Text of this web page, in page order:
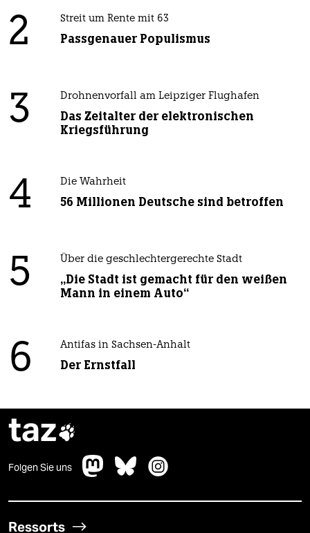
2 Streit um Rente mit 63
Passgenauer Populismus
3 Drohnenvorfall am Leipziger Flughafen
Das Zeitalter der elektronischen
Kriegsführung
4 Die Wahrheit
56 Millionen Deutsche sind betroffen
5 Über die geschlechtergerechte Stadt
„Die Stadt ist gemacht für den weißen
Mann in einem Auto“
6 Antifas in Sachsen-Anhalt
Der Ernstfall
taz
Folgen Sie uns
Ressorts